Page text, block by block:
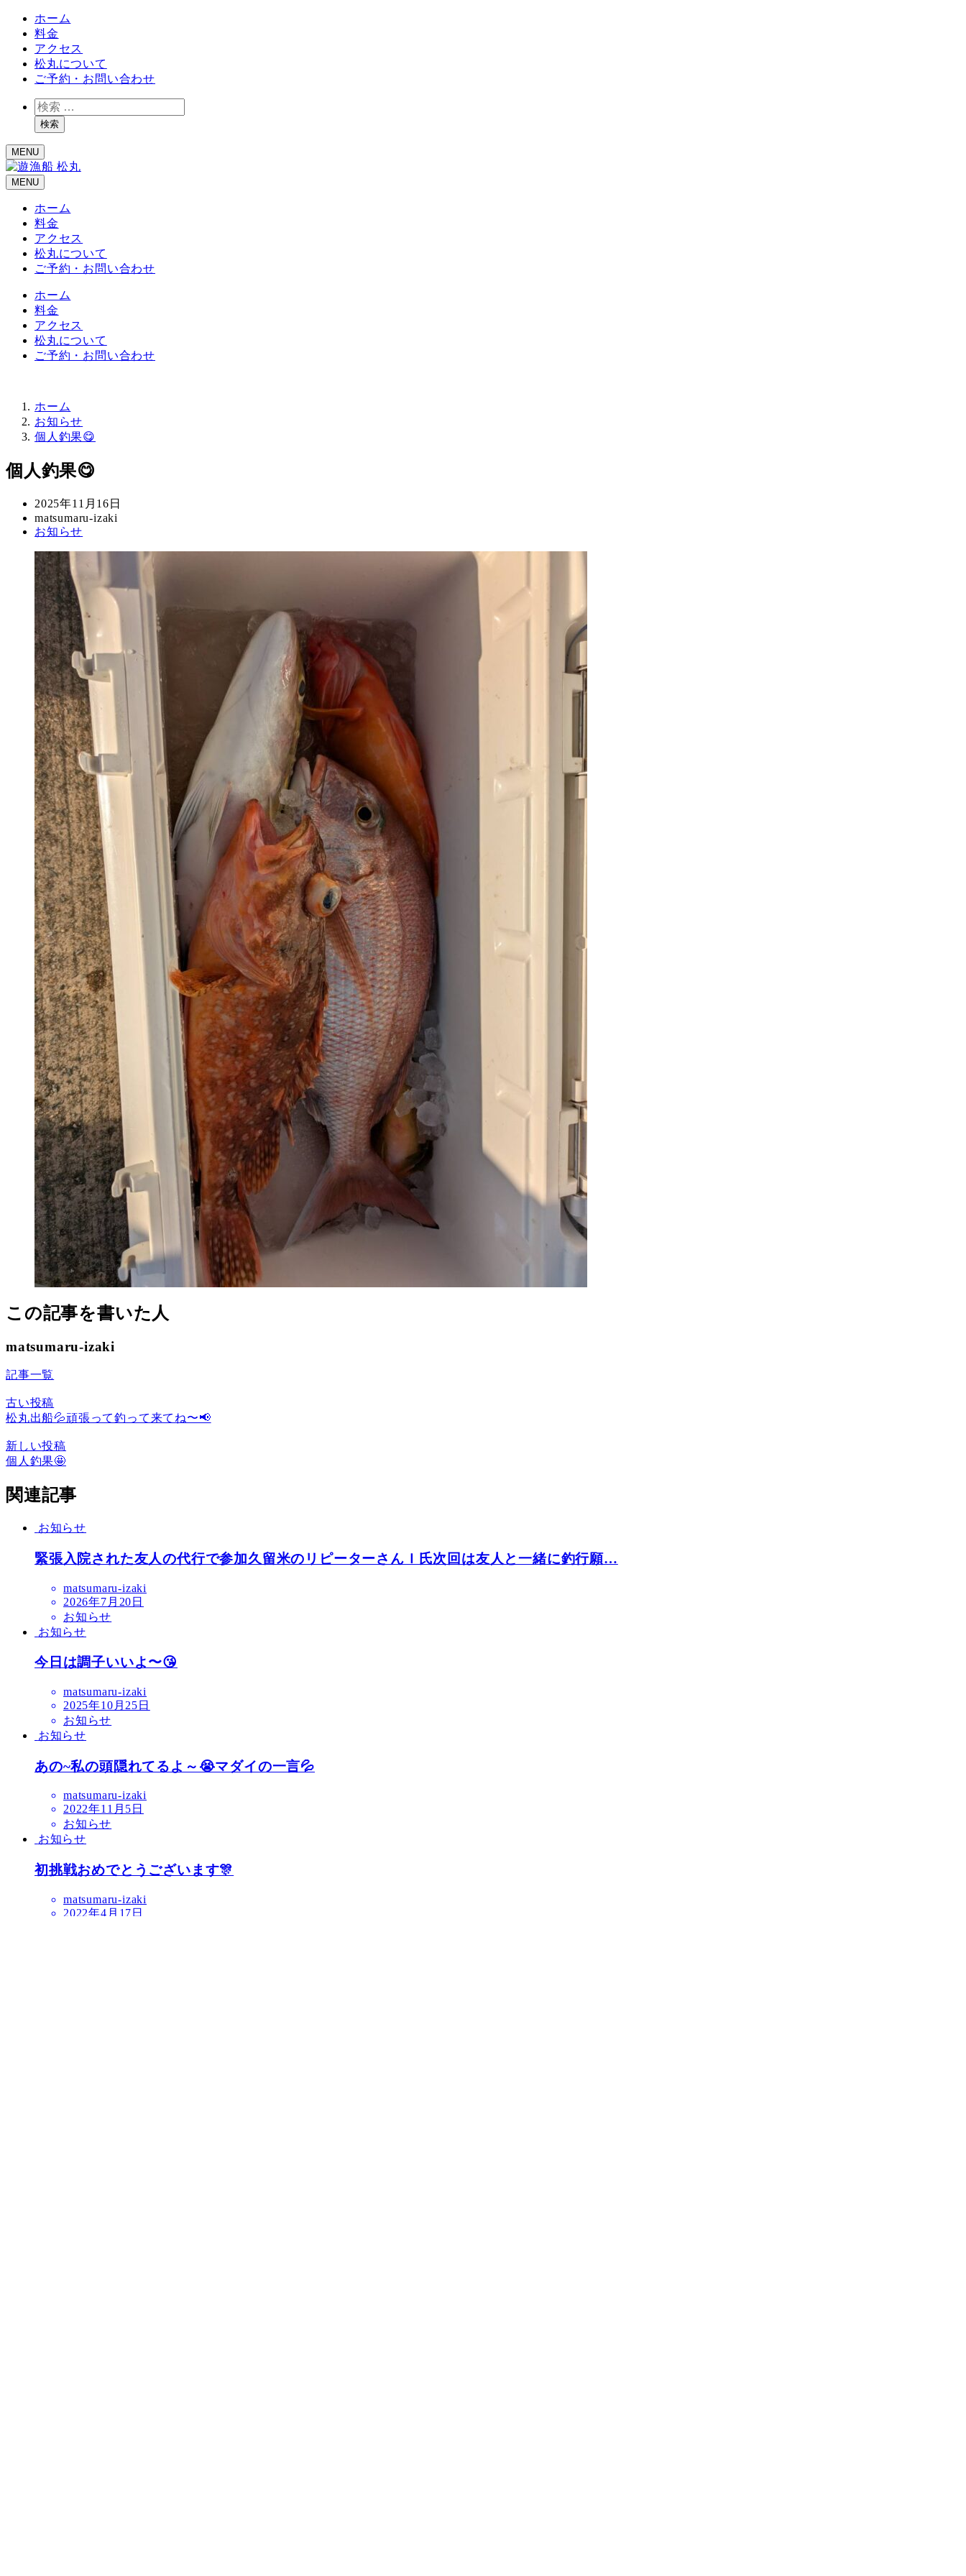
ホーム
料金
アクセス
松丸について
ご予約・お問い合わせ
検
索検索
MENU
MENU
ホーム
料金
アクセス
松丸について
ご予約・お問い合わせ
ホーム
料金
アクセス
松丸について
ご予約・お問い合わせ
ホーム
お知らせ
個人釣果😋
個人釣果😋
投
稿
日
2025年11月16日
著
者
matsumaru-izaki
カ
ゴ
リ
ー
お知らせ
この記事を書いた人
matsumaru-izaki
記事一覧
古い投稿
松丸出船💦頑張って釣って来てね〜📢
新しい投稿
個人釣果🤩
関連記事
お知らせ
緊張入院された友人の代行で参加久留米のリピーターさんＩ氏次回は友人と一緒に釣行願…
matsumaru-izaki
2026年7月20日
お知らせ
お知らせ
今日は調子いいよ〜😘
matsumaru-izaki
2025年10月25日
お知らせ
お知らせ
あの~私の頭隠れてるよ～😭マダイの一言💦
matsumaru-izaki
2022年11月5日
お知らせ
お知らせ
初挑戦おめでとうございます🎊
matsumaru-izaki
2022年4月17日